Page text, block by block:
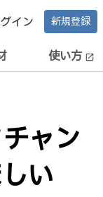
イン 新規登録
使い方 open_in_new
ャン
い